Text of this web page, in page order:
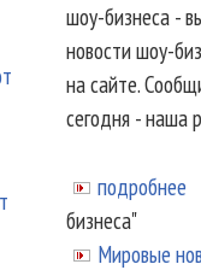
шоу-бизнеса -
новости шоу-
на сайте.
сегодня - наша
подробнее
бизнеса"
Мировые